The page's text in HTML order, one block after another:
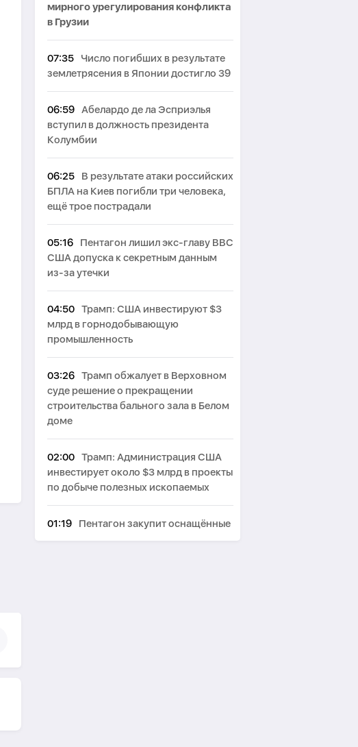
мирного урегулирования конфликта
в Грузии
07:35
Число погибших в результате
землетрясения в Японии достигло 39
06:59 Абелардо де ла Эсприэлья
вступил в должность президента
Колумбии
06:25
В результате атаки российских
БПЛА на Киев погибли три человека,
ещё трое пострадали
05:16
Пентагон лишил экс-главу ВВС
США допуска к секретным данным
из-за утечки
04:50 Трамп: США инвестируют $3
млрд в горнодобывающую
промышленность
03:26 Трамп обжалует в Верховном
суде решение о прекращении
строительства бального зала в Белом
доме
02:00 Трамп: Администрация США
инвестирует около $3 млрд в проекты
по добыче полезных ископаемых
01:19
Пентагон закупит оснащённые
лазерами системы борьбы с дронами